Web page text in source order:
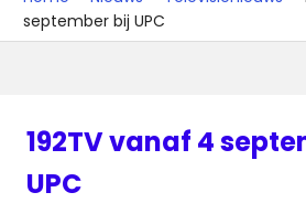
over
de
september bij UPC
192TV vanaf 4
UPC